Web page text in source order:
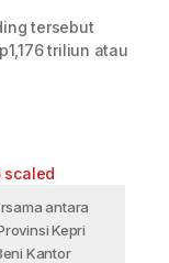
tersebut
triliun atau
antara
Kepri
Kantor